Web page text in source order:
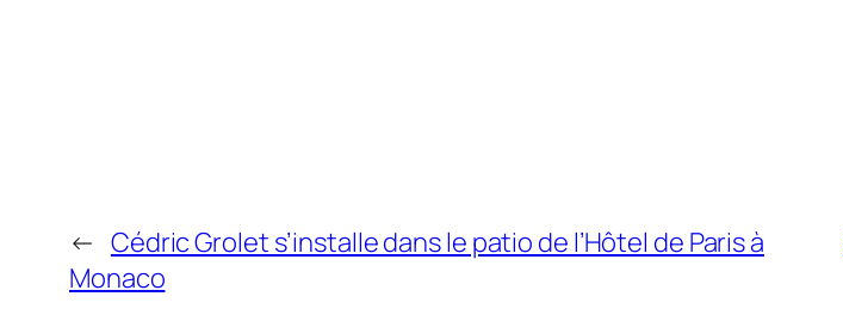
← Cédric Grolet s’installe dans le patio de l’Hôtel de Paris à
Monaco